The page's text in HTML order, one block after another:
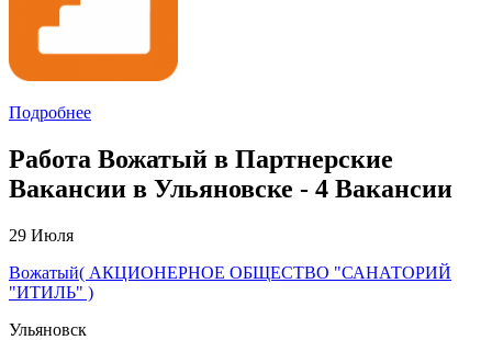
Подробнее
Работа Вожатый в Партнерские
Вакансии в Ульяновске - 4 Вакансии
29 Июля
Вожатый( АКЦИОНЕРНОЕ ОБЩЕСТВО "САНАТОРИЙ
"ИТИЛЬ" )
Ульяновск